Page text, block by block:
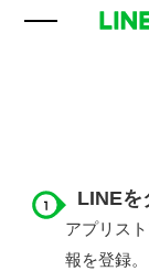
LINEを
アプリス
報を登録。